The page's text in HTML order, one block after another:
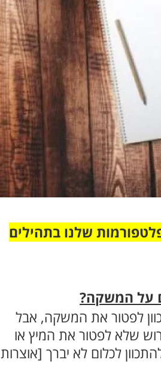
שלנו בתהילים
על המשקה?
לפטור את המשקה, אבל
שלא לפטור את המיץ או
לכלום לא יברך [אוצרות